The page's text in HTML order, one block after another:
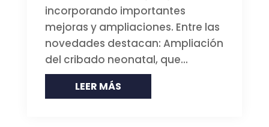
incorporando importantes
mejoras y ampliaciones. Entre las
novedades destacan: Ampliación
del cribado neonatal, que...
LEER MÁS